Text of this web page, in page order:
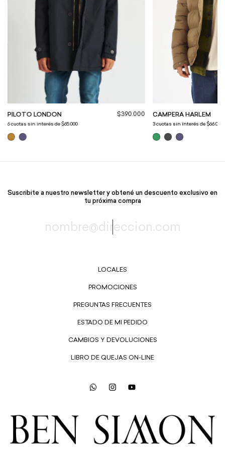
PILOTO LONDON $390.000
6cuotas sin interés de$65.000
CAMPERA HARLEM
3 cuotas sin interés de $66.000
Suscribite a nuestro newsletter y obtené un descuento exclusivo en
tu próxima compra
LOCALES
PROMOCIONES
PREGUNTAS FRECUENTES
ESTADO DE MI PEDIDO
CAMBIOS Y DEVOLUCIONES
LIBRO DE QUEJAS ON-LINE